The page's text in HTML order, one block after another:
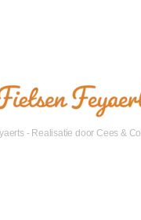
- Realisatie door Cees & Co